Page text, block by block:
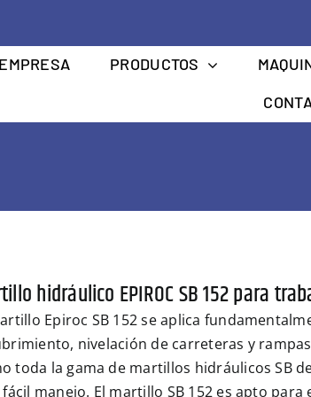
EMPRESA PRODUCTOS
hidráulico EPIROC SB 152 para
Epiroc SB 152 se aplica
nivelación de carreteras y
toda la gama de martillos hidráulicos SB
manejo. El martillo SB 152 es apto para